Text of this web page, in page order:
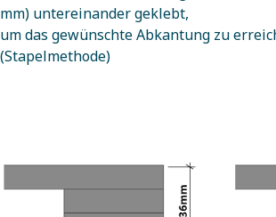
mm) untereinander geklebt,
um das gewünschte Abkantung zu
(Stapelmethode)